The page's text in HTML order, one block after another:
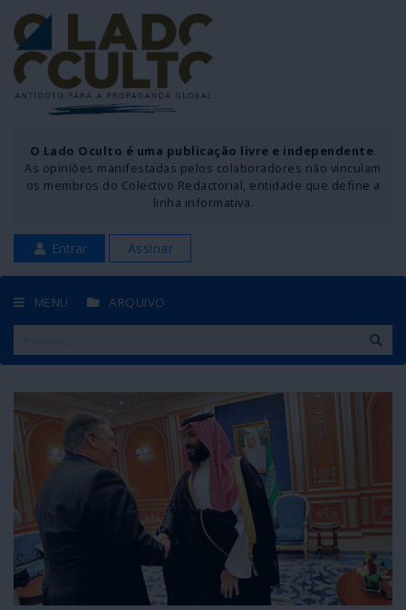
O Lado Oculto é uma publicação livre e independente.
As opiniões manifestadas pelos colaboradores não vinculam
os membros do Colectivo Redactorial, entidade que define a
linha informativa.
Entrar Assinar
MENU ARQUIVO